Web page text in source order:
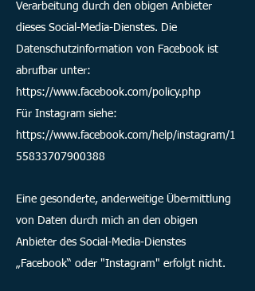
Verarbeitung durch den obigen Anbieter
dieses Social-Media-Dienstes. Die
Datenschutzinformation von Facebook ist
abrufbar unter:
https://www.facebook.com/policy.php
Für Instagram siehe:
https://www.facebook.com/help/instagram/1
55833707900388
Eine gesonderte, anderweitige Übermittlung
von Daten durch mich an den obigen
Anbieter des Social-Media-Dienstes
„Facebook“ oder "Instagram" erfolgt nicht.